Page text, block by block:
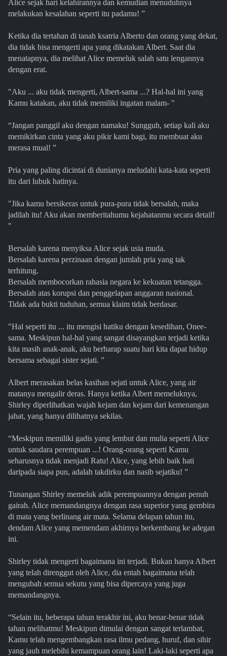
Alice sejak hari kelahirannya dan kemudian menuduhnya
melakukan kesalahan seperti itu padamu! ”
Ketika dia tertahan di tanah ksatria Alberto dan orang yang dekat,
dia tidak bisa mengerti apa yang dikatakan Albert. Saat dia
menatapnya, dia melihat Alice memeluk salah satu lengannya
dengan erat.
"Aku ... aku tidak mengerti, Albert-sama ...? Hal-hal ini yang
Kamu katakan, aku tidak memiliki ingatan malam- "
“Jangan panggil aku dengan namaku! Sungguh, setiap kali aku
memikirkan cinta yang aku pikir kami bagi, itu membuat aku
merasa mual! ”
Pria yang paling dicintai di dunianya meludahi kata-kata seperti
itu dari lubuk hatinya.
"Jika kamu bersikeras untuk pura-pura tidak bersalah, maka
jadilah itu! Aku akan memberitahumu kejahatanmu secara detail!
"
Bersalah karena menyiksa Alice sejak usia muda.
Bersalah karena perzinaan dengan jumlah pria yang tak
terhitung.
Bersalah membocorkan rahasia negara ke kekuatan tetangga.
Bersalah atas korupsi dan penggelapan anggaran nasional.
Tidak ada bukti tuduhan, semua klaim tidak berdasar.
"Hal seperti itu ... itu mengisi hatiku dengan kesedihan, Onee-
sama. Meskipun hal-hal yang sangat disayangkan terjadi ketika
kita masih anak-anak, aku berharap suatu hari kita dapat hidup
bersama sebagai sister sejati. ”
Albert merasakan belas kasihan sejati untuk Alice, yang air
matanya mengalir deras. Hanya ketika Albert memeluknya,
Shirley diperlihatkan wajah kejam dan kejam dari kemenangan
jahat, yang hanya dilihatnya sekilas.
“Meskipun memiliki gadis yang lembut dan mulia seperti Alice
untuk saudara perempuan ...! Orang-orang seperti Kamu
seharusnya tidak menjadi Ratu! Alice, yang lebih baik hati
daripada siapa pun, adalah takdirku dan nasib sejatiku! ”
Tunangan Shirley memeluk adik perempuannya dengan penuh
gairah. Alice memandangnya dengan rasa superior yang gembira
di mata yang berlinang air mata. Selama delapan tahun itu,
dendam Alice yang memendam akhirnya berkembang ke adegan
ini.
Shirley tidak mengerti bagaimana ini terjadi. Bukan hanya Albert
yang telah direnggut oleh Alice, dia entah bagaimana telah
mengubah semua sekutu yang bisa dipercaya yang juga
memandangnya.
“Selain itu, beberapa tahun terakhir ini, aku benar-benar tidak
tahan melihatmu! Meskipun dimulai dengan sangat terlambat,
Kamu telah mengembangkan rasa ilmu pedang, huruf, dan sihir
yang jauh melebihi kemampuan orang lain! Laki-laki seperti apa